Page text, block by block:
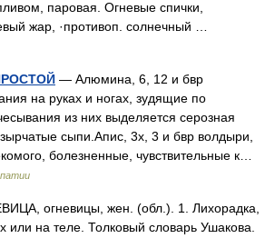
паровая. Огневые спички,
жар, ·противоп. солнечный …
— Алюмина, 6, 12 и бвр
на руках и ногах, зудящие по
из них выделяется серозная
сыпи.Апис, 3х, 3 и бвр волдыри,
болезненные, чувствительные к…
огневицы, жен. (обл.). 1. Лихорадка,
или на теле. Толковый словарь Ушакова.